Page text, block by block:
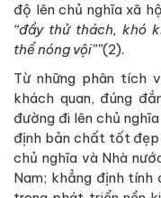
độ lên chủ nghĩa xã
“đầy thử thách, khó
thể nóng vội””(2).
Từ những phân tích
khách quan, đúng
đường đi lên chủ
định bản chất tốt đẹp
chủ nghĩa và Nhà
Nam; khẳng định